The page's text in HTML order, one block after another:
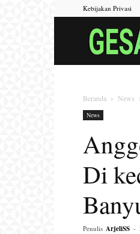
Kebijakan Privasi
Beranda News
News
Di
Penulis ArjeliSS -